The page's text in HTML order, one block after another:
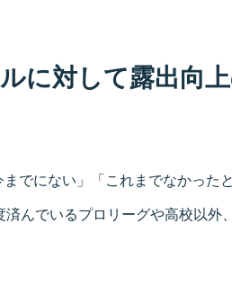
に対して露出向
でにない」「これまでなかった
んでいるプロリーグや高校以外